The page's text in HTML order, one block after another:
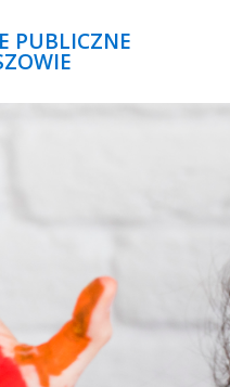
PUBLICZNE